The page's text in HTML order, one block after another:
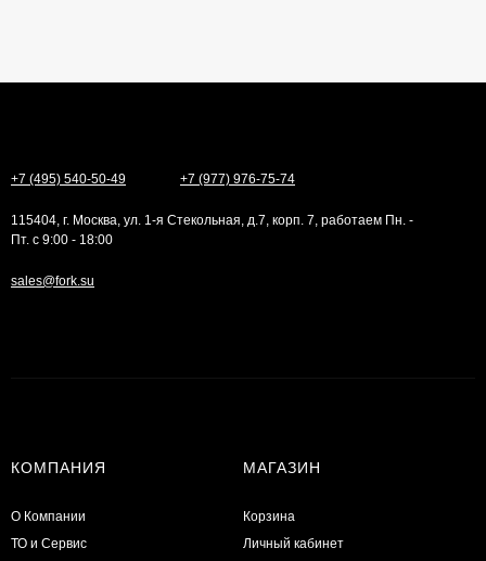
+7 (495) 540-50-49 +7 (977) 976-75-74
115404, г. Москва, ул. 1-я Стекольная, д.7, корп. 7, работаем Пн. -
Пт. с 9:00 - 18:00
sales@fork.su
КОМПАНИЯ
О Компании
ТО и Сервис
МАГАЗИН
Корзина
Личный кабинет